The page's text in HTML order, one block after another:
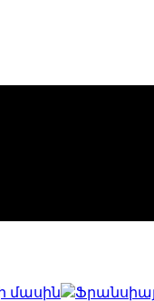
մասին